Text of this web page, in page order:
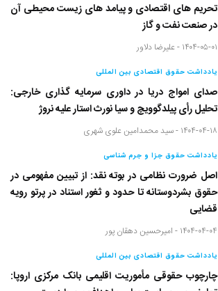
تحریم های اقتصادی و پیامد های زیست محیطی آن
در صنعت نفت و گاز
۱۴۰۴-۰۵-۰۱ - علیرضا دلاور
یادداشت حقوق اقتصادی بین المللی
صدای امواج دریا در داوری سرمایه گذاری خارجی:
تحلیل رأی پیلدگوویچ و سیا نورث استار علیه نروژ
۱۴۰۴-۰۴-۱۸ - سید محمدامین علوی شهری
یادداشت حقوق جزا و جرم شناسی
اصل ضرورت نظامی در بوته نقد: از تبیین مفهومی در
حقوق بشردوستانه تا حدود و ثغور استناد در پرتو رویه
قضایی
۱۴۰۴-۰۴-۰۴ - امیرحسین دهقان پور
یادداشت حقوق اقتصادی بین المللی
چارچوب حقوقی مأموریت اقلیمی بانک مرکزی اروپا: